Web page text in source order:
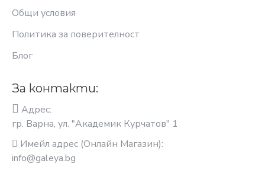
Общи условия
Политика за поверителност
Блог
За контакти:
Адрес:
гр. Варна, ул. "Академик Курчатов" 1
Имейл адрес (Онлайн Магазин):
info@galeya.bg